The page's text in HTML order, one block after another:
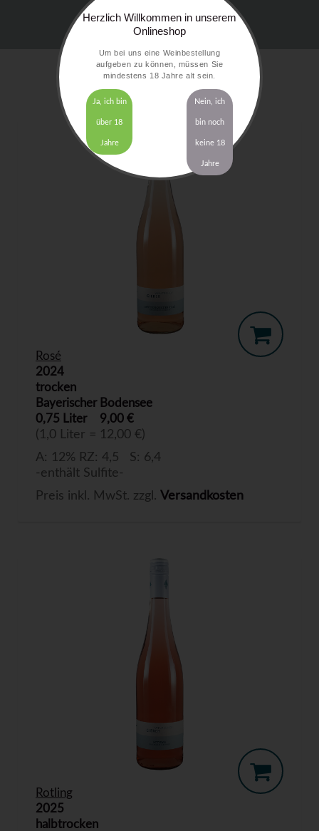
Rosé
2024
trocken
Bayerischer Bodensee
0,75 Liter
9,00 €
(1,0 Liter = 12,00 €)
A: 12% RZ: 4,5 S: 6,4
-enthält Sulfite-
Preis inkl. MwSt. zzgl. Versandkosten
Rotling
2025
halbtrocken
Herzlich Willkommen in unserem
Onlineshop
Um bei uns eine Weinbestellung
aufgeben zu können, müssen Sie
mindestens 18 Jahre alt sein.
Ja, ich bin
über 18
Jahre
Nein, ich
bin noch
keine 18
Jahre